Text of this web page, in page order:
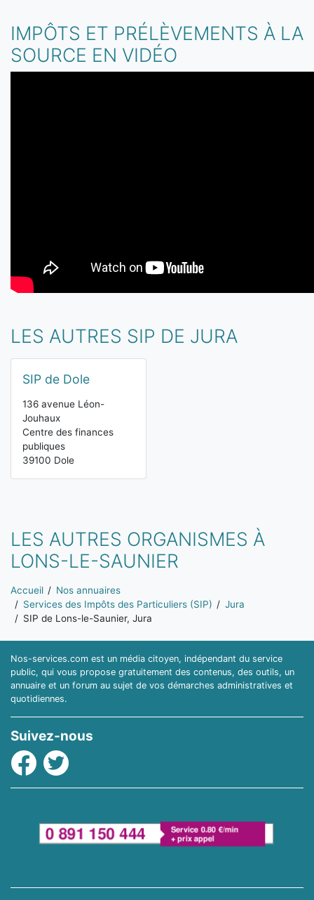
IMPÔTS ET PRÉLÈVEMENTS À LA
SOURCE EN VIDÉO
LES AUTRES SIP DE JURA
SIP de Dole
136 avenue Léon-
Jouhaux
Centre des finances
publiques
39100 Dole
LES AUTRES ORGANISMES À
LONS-LE-SAUNIER
Vous êtes ici:
Accueil
Nos annuaires
Services des Impôts des Particuliers (SIP)
Jura
SIP de Lons-le-Saunier, Jura
Nos-services.com est un média citoyen, indépendant du service
public, qui vous propose gratuitement des contenus, des outils, un
annuaire et un forum au sujet de vos démarches administratives et
quotidiennes.
Suivez-nous
Facebook
Twitter